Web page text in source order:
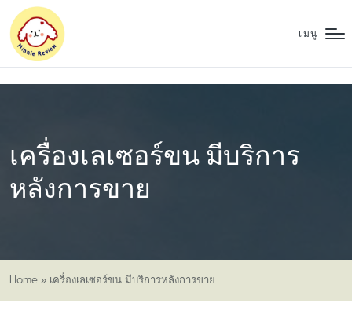
เมนู
เครื่องเลเซอร์ขน มีบริการ
หลังการขาย
Home » เครื่องเลเซอร์ขน มีบริการหลังการขาย